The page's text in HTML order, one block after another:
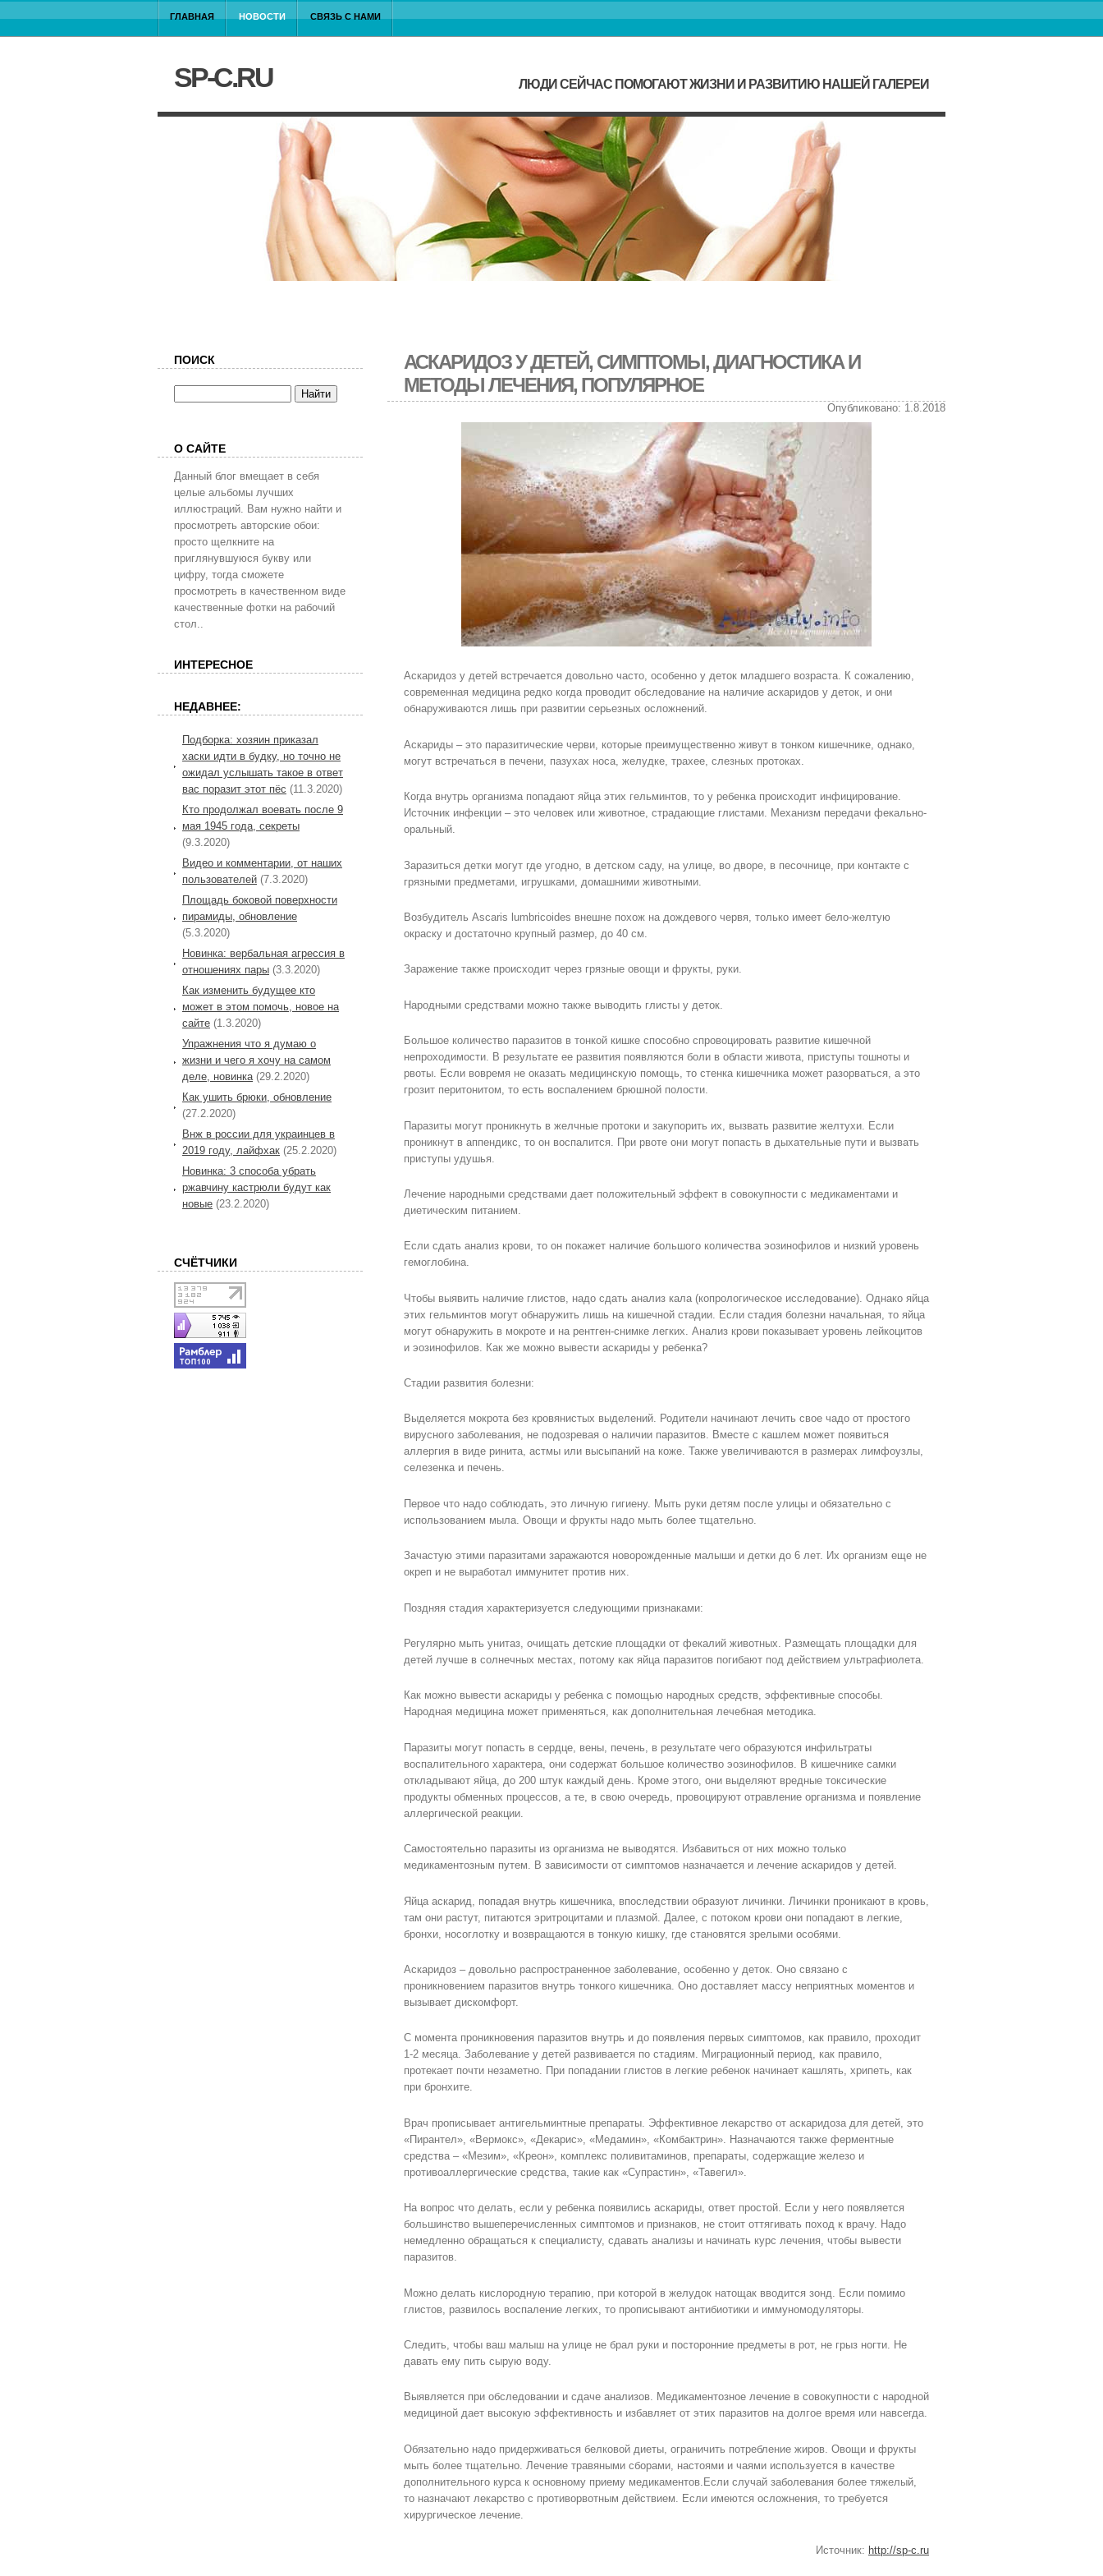
ГЛАВНАЯ НОВОСТИ СВЯЗЬ С НАМИ
SP-C.RU ЛЮДИ СЕЙЧАС ПОМОГАЮТ ЖИЗНИ И РАЗВИТИЮ НАШЕЙ ГАЛЕРЕИ
АСКАРИДОЗ У ДЕТЕЙ, СИМПТОМЫ, ДИАГНОСТИКА И
МЕТОДЫ ЛЕЧЕНИЯ, ПОПУЛЯРНОЕ
Опубликовано: 1.8.2018
Аскаридоз у детей встречается довольно часто, особенно у деток младшего возраста. К сожалению,
современная медицина редко когда проводит обследование на наличие аскаридов у деток, и они
обнаруживаются лишь при развитии серьезных осложнений.
Аскариды – это паразитические черви, которые преимущественно живут в тонком кишечнике, однако,
могут встречаться в печени, пазухах носа, желудке, трахее, слезных протоках.
Когда внутрь организма попадают яйца этих гельминтов, то у ребенка происходит инфицирование.
Источник инфекции – это человек или животное, страдающие глистами. Механизм передачи фекально-
оральный.
Заразиться детки могут где угодно, в детском саду, на улице, во дворе, в песочнице, при контакте с
грязными предметами, игрушками, домашними животными.
Возбудитель Ascaris lumbricoides внешне похож на дождевого червя, только имеет бело-желтую
окраску и достаточно крупный размер, до 40 см.
Заражение также происходит через грязные овощи и фрукты, руки.
Народными средствами можно также выводить глисты у деток.
Большое количество паразитов в тонкой кишке способно спровоцировать развитие кишечной
непроходимости. В результате ее развития появляются боли в области живота, приступы тошноты и
рвоты. Если вовремя не оказать медицинскую помощь, то стенка кишечника может разорваться, а это
грозит перитонитом, то есть воспалением брюшной полости.
Паразиты могут проникнуть в желчные протоки и закупорить их, вызвать развитие желтухи. Если
проникнут в аппендикс, то он воспалится. При рвоте они могут попасть в дыхательные пути и вызвать
приступы удушья.
Лечение народными средствами дает положительный эффект в совокупности с медикаментами и
диетическим питанием.
Если сдать анализ крови, то он покажет наличие большого количества эозинофилов и низкий уровень
гемоглобина.
Чтобы выявить наличие глистов, надо сдать анализ кала (копрологическое исследование). Однако яйца
этих гельминтов могут обнаружить лишь на кишечной стадии. Если стадия болезни начальная, то яйца
могут обнаружить в мокроте и на рентген-снимке легких. Анализ крови показывает уровень лейкоцитов
и эозинофилов. Как же можно вывести аскариды у ребенка?
Стадии развития болезни:
Выделяется мокрота без кровянистых выделений. Родители начинают лечить свое чадо от простого
вирусного заболевания, не подозревая о наличии паразитов. Вместе с кашлем может появиться
аллергия в виде ринита, астмы или высыпаний на коже. Также увеличиваются в размерах лимфоузлы,
селезенка и печень.
Первое что надо соблюдать, это личную гигиену. Мыть руки детям после улицы и обязательно с
использованием мыла. Овощи и фрукты надо мыть более тщательно.
Зачастую этими паразитами заражаются новорожденные малыши и детки до 6 лет. Их организм еще не
окреп и не выработал иммунитет против них.
Поздняя стадия характеризуется следующими признаками:
Регулярно мыть унитаз, очищать детские площадки от фекалий животных. Размещать площадки для
детей лучше в солнечных местах, потому как яйца паразитов погибают под действием ультрафиолета.
Как можно вывести аскариды у ребенка с помощью народных средств, эффективные способы.
Народная медицина может применяться, как дополнительная лечебная методика.
Паразиты могут попасть в сердце, вены, печень, в результате чего образуются инфильтраты
воспалительного характера, они содержат большое количество эозинофилов. В кишечнике самки
откладывают яйца, до 200 штук каждый день. Кроме этого, они выделяют вредные токсические
продукты обменных процессов, а те, в свою очередь, провоцируют отравление организма и появление
аллергической реакции.
Самостоятельно паразиты из организма не выводятся. Избавиться от них можно только
медикаментозным путем. В зависимости от симптомов назначается и лечение аскаридов у детей.
Яйца аскарид, попадая внутрь кишечника, впоследствии образуют личинки. Личинки проникают в кровь,
там они растут, питаются эритроцитами и плазмой. Далее, с потоком крови они попадают в легкие,
бронхи, носоглотку и возвращаются в тонкую кишку, где становятся зрелыми особями.
Аскаридоз – довольно распространенное заболевание, особенно у деток. Оно связано с
проникновением паразитов внутрь тонкого кишечника. Оно доставляет массу неприятных моментов и
вызывает дискомфорт.
С момента проникновения паразитов внутрь и до появления первых симптомов, как правило, проходит
1-2 месяца. Заболевание у детей развивается по стадиям. Миграционный период, как правило,
протекает почти незаметно. При попадании глистов в легкие ребенок начинает кашлять, хрипеть, как
при бронхите.
Врач прописывает антигельминтные препараты. Эффективное лекарство от аскаридоза для детей, это
«Пирантел», «Вермокс», «Декарис», «Медамин», «Комбактрин». Назначаются также ферментные
средства – «Мезим», «Креон», комплекс поливитаминов, препараты, содержащие железо и
противоаллергические средства, такие как «Супрастин», «Тавегил».
На вопрос что делать, если у ребенка появились аскариды, ответ простой. Если у него появляется
большинство вышеперечисленных симптомов и признаков, не стоит оттягивать поход к врачу. Надо
немедленно обращаться к специалисту, сдавать анализы и начинать курс лечения, чтобы вывести
паразитов.
Можно делать кислородную терапию, при которой в желудок натощак вводится зонд. Если помимо
глистов, развилось воспаление легких, то прописывают антибиотики и иммуномодуляторы.
Следить, чтобы ваш малыш на улице не брал руки и посторонние предметы в рот, не грыз ногти. Не
давать ему пить сырую воду.
Выявляется при обследовании и сдаче анализов. Медикаментозное лечение в совокупности с народной
медициной дает высокую эффективность и избавляет от этих паразитов на долгое время или навсегда.
Обязательно надо придерживаться белковой диеты, ограничить потребление жиров. Овощи и фрукты
мыть более тщательно. Лечение травяными сборами, настоями и чаями используется в качестве
дополнительного курса к основному приему медикаментов.Если случай заболевания более тяжелый,
то назначают лекарство с противорвотным действием. Если имеются осложнения, то требуется
хирургическое лечение.
Источник: http://sp-c.ru
ПОИСК
О САЙТЕ
Данный блог вмещает в себя
целые альбомы лучших
иллюстраций. Вам нужно найти и
просмотреть авторские обои:
просто щелкните на
приглянувшуюся букву или
цифру, тогда сможете
просмотреть в качественном виде
качественные фотки на рабочий
стол..
ИНТЕРЕСНОЕ
НЕДАВНЕЕ:
Подборка: хозяин приказал
хаски идти в будку, но точно не
ожидал услышать такое в ответ
вас поразит этот пёс (11.3.2020)
Кто продолжал воевать после 9
мая 1945 года, секреты
(9.3.2020)
Видео и комментарии, от наших
пользователей (7.3.2020)
Площадь боковой поверхности
пирамиды, обновление
(5.3.2020)
Новинка: вербальная агрессия в
отношениях пары (3.3.2020)
Как изменить будущее кто
может в этом помочь, новое на
сайте (1.3.2020)
Упражнения что я думаю о
жизни и чего я хочу на самом
деле, новинка (29.2.2020)
Как ушить брюки, обновление
(27.2.2020)
Внж в россии для украинцев в
2019 году, лайфхак (25.2.2020)
Новинка: 3 способа убрать
ржавчину кастрюли будут как
новые (23.2.2020)
СЧЁТЧИКИ